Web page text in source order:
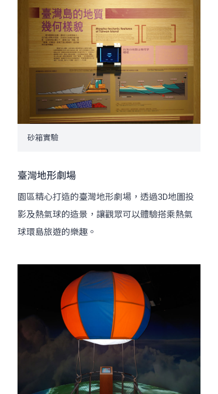
砂箱實驗
臺灣地形劇場
園區精心打造的臺灣地形劇場，透過3D地圖投
影及熱氣球的造景，讓觀眾可以體驗搭乘熱氣
球環島旅遊的樂趣。